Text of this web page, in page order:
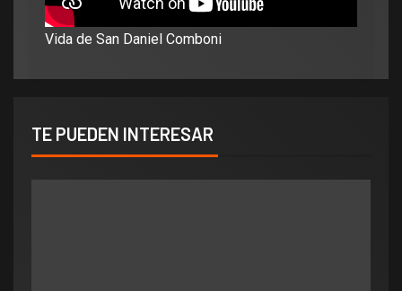
Vida de San Daniel Comboni
TE PUEDEN INTERESAR